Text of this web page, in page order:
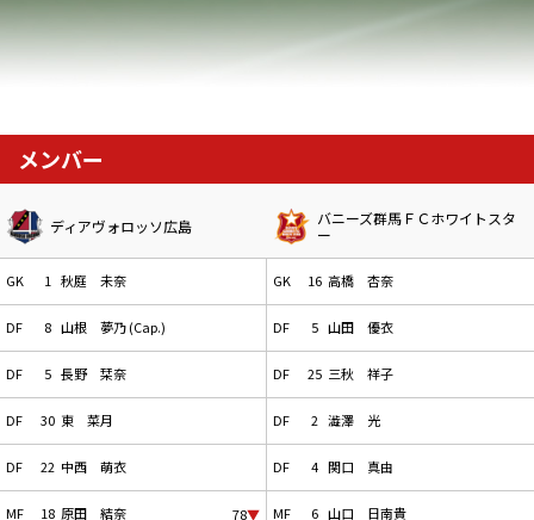
メンバー
ディアヴォロッソ広島
GK 1 秋庭 未奈
DF 8 山根 夢乃 (Cap.)
DF 5 長野 栞奈
DF 30 東 菜月
DF 22 中西 萌衣
MF 18 原田 結奈 78▼
バニーズ群馬ＦＣホワイトスタ
ー
GK 16 高橋 杏奈
DF 5 山田 優衣
DF 25 三秋 祥子
DF 2 澁澤 光
DF 4 関口 真由
MF 6 山口 日南貴